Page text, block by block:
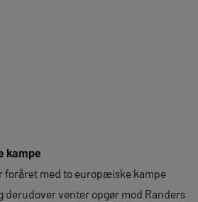
kampe
foråret med to europæiske kampe
derudover venter opgør mod Randers